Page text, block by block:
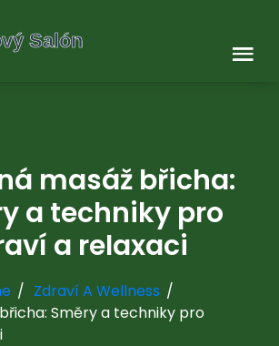
masáž břicha:
a techniky pro
a relaxaci
Zdraví A Wellness
Směry a techniky pro